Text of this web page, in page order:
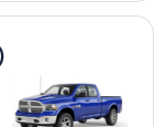
- Extended Cab